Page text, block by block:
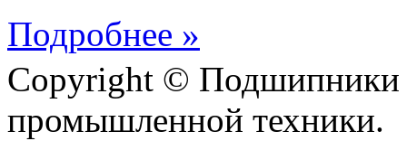
Подробнее »
Copyright © Подшипники
промышленной техники.